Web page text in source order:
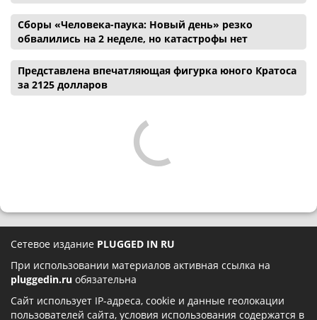
Сборы «Человека-паука: Новый день» резко
обвалились на 2 неделе, но катастрофы нет
Представлена впечатляющая фигурка юного Кратоса
за 2125 долларов
Сетевое издание PLUGGED IN RU
При использовании материалов активная ссылка на
pluggedin.ru обязательна
Сайт использует IP-адреса, cookie и данные геолокации
пользователей сайта, условия использования содержатся в